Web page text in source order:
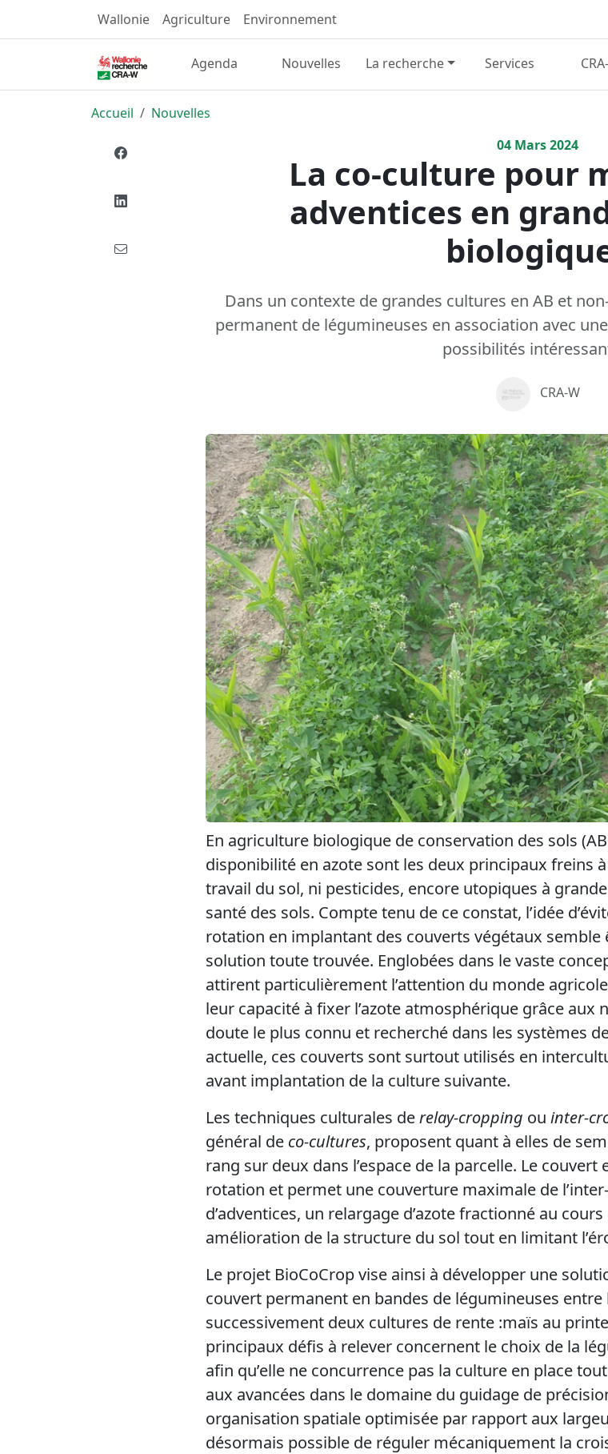
Wallonie Agriculture Environnement
Agenda Nouvelles La recherche Services
Accueil
Nouvelles
04 Mars2024
La co-culture pour
adventices en
Dans un contexte de grandes cultures en AB et
permanent de légumineuses en association avec
possibilités
CRA-W
En agriculture biologique de conservation des sols
disponibilité en azote sont les deux principaux freins
travail du sol, ni pesticides, encore utopiques à
santé des sols. Compte tenu de ce constat, l’idée
rotation en implantant des couverts végétaux semble
solution toute trouvée. Englobées dans le vaste
attirent particulièrement l’attention du monde
leur capacité à fixer l’azote atmosphérique grâce aux
doute le plus connu et recherché dans les systèmes
actuelle, ces couverts sont surtout utilisés en
avant implantation de la culture suivante.
Les techniques culturales derelay-cropping ou inter-
général de co-cultures, proposent quant à elles de
rang sur deux dans l’espace de la parcelle. Le
rotation et permet une couverture maximale de
d’adventices, un relargage d’azote fractionné au
amélioration de la structure du sol tout en limitant
Le projet BioCoCrop vise ainsi à développer une
couvert permanent en bandes de légumineuses
successivement deux cultures de rente :maïs au
principaux défis à relever concernent le choix de la
afin qu’elle ne concurrence pas la culture en place
aux avancées dans le domaine du guidage de
organisation spatiale optimisée par rapport aux
désormais possible de réguler mécaniquement la